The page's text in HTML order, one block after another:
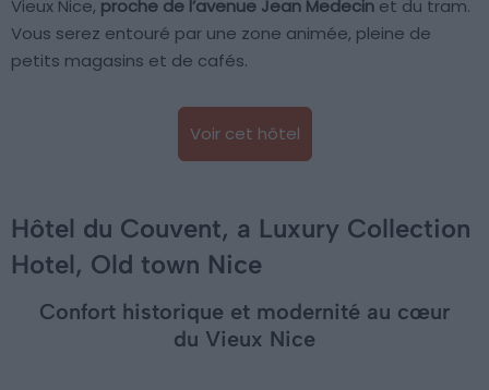
Vieux Nice, proche de l’avenue Jean Medecin et du tram.
Vous serez entouré par une zone animée, pleine de
petits magasins et de cafés.
Voir cet hôtel
Hôtel du Couvent, a Luxury Collection
Hotel, Old town Nice
Confort historique et modernité au cœur
du Vieux Nice